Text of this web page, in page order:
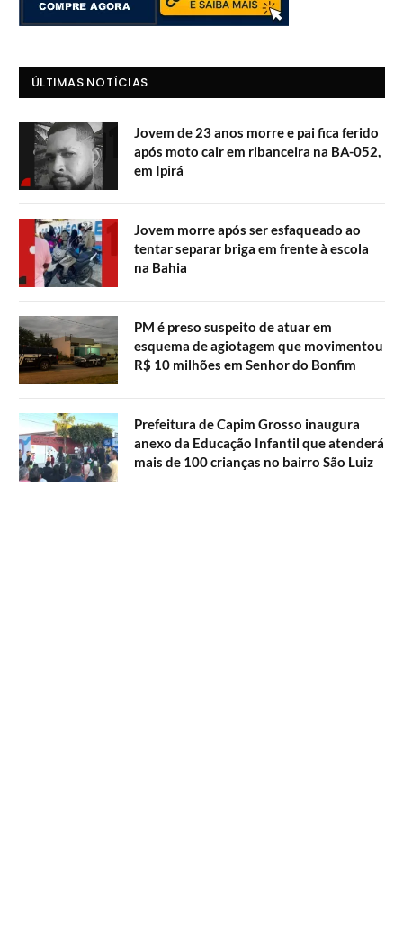
ÚLTIMAS NOTÍCIAS
Jovem de 23 anos morre e pai fica ferido
após moto cair em ribanceira na BA-052,
em Ipirá
Jovem morre após ser esfaqueado ao
tentar separar briga em frente à escola
na Bahia
PM é preso suspeito de atuar em
esquema de agiotagem que movimentou
R$ 10 milhões em Senhor do Bonfim
Prefeitura de Capim Grosso inaugura
anexo da Educação Infantil que atenderá
mais de 100 crianças no bairro São Luiz